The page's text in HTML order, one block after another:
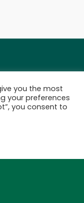
you the most
your preferences
you consent to